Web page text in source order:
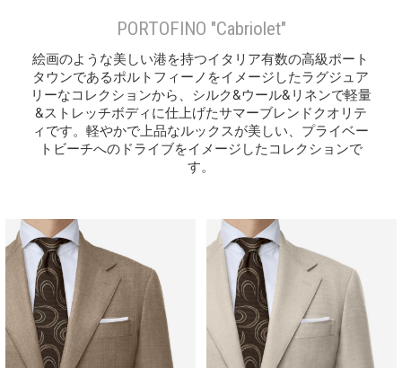
PORTOFINO "Cabriolet"
絵画のような美しい港を持つイタリア有数の高級ポート
タウンであるポルトフィーノをイメージしたラグジュア
リーなコレクションから、シルク&ウール&リネンで軽量
&ストレッチボディに仕上げたサマーブレンドクオリテ
ィです。軽やかで上品なルックスが美しい、プライベー
トビーチへのドライブをイメージしたコレクションで
す。